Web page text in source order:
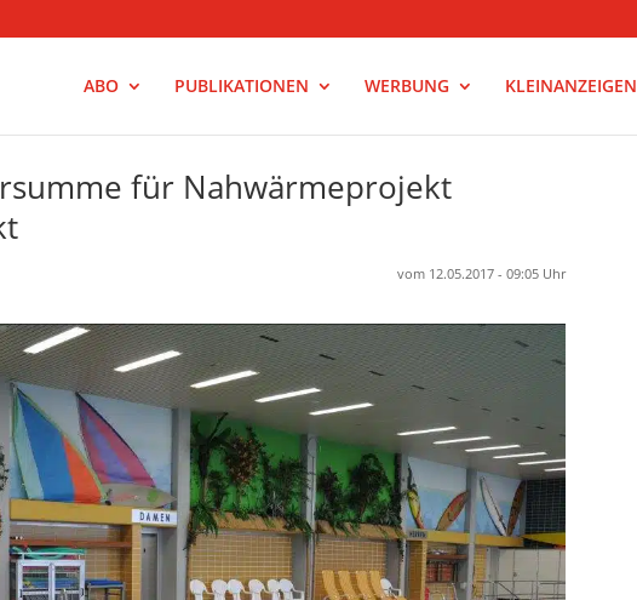
ABO PUBLIKATIONEN WERBUNG KLEINANZEIGEN
für Nahwärmeprojekt
vom 12.05.2017 - 09:05 Uhr